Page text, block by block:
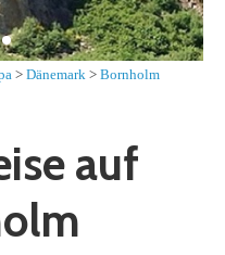
> Dänemark > Bornholm
auf